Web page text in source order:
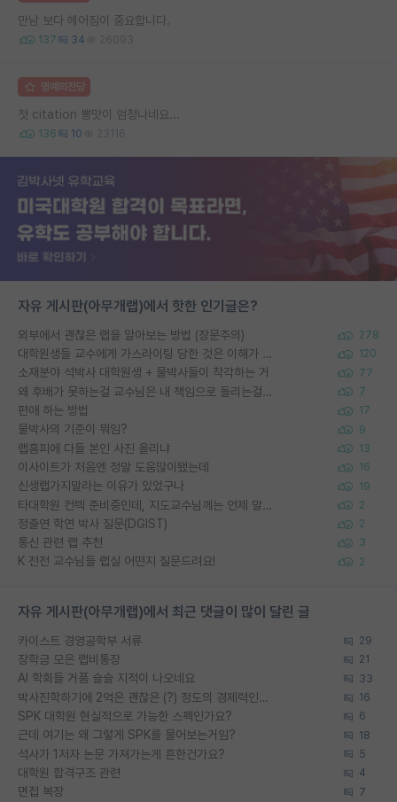
만남 보다 헤어짐이 중요합니다.
137 34 26093
명예의전당
첫 citation 뽕맛이 엄청나네요...
136 10 23116
자유 게시판(아무개랩)에서 핫한 인기글은?
외부에서 괜찮은 랩을 알아보는 방법 (장문주의) 278
대학원생들 교수에게 가스라이팅 당한 것은 이해가 갑니다. 안타깝네요. 120
소재분야 석박사 대학원생 + 물박사들이 착각하는 거 77
왜 후배가 못하는걸 교수님은 내 책임으로 돌리는걸까요? 7
편애 하는 방법 17
물박사의 기준이 뭐임? 9
랩홈피에 다들 본인 사진 올리냐 13
이사이트가 처음엔 정말 도움많이됐는데 16
신생랩가지말라는 이유가 있었구나 19
타대학원 컨텍 준비중인데, 지도교수님께는 언제 말씀드려야 할까요? 2
정출연 학연 박사 질문(DGIST) 2
통신 관련 랩 추천 3
K 전전 교수님들 랩실 어떤지 질문드려요! 2
자유 게시판(아무개랩)에서 최근 댓글이 많이 달린 글
카이스트 경영공학부 서류 29
장학금 모은 랩비통장 21
AI 학회들 거품 슬슬 지적이 나오네요 33
박사진학하기에 2억은 괜찮은 (?) 정도의 경제력인가요 16
SPK 대학원 현실적으로 가능한 스펙인가요? 6
근데 여기는 왜 그렇게 SPK를 물어보는거임? 18
석사가 1저자 논문 가져가는게 흔한건가요? 5
대학원 합격구조 관련 4
면접 복장 7